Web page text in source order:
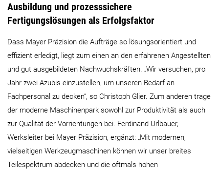
Ausbildung und prozesssichere
Fertigungslösungen als Erfolgsfaktor
Dass Mayer Präzision die Aufträge so lösungsorientiert und
effizient erledigt, liegt zum einen an den erfahrenen Angestellten
und gut ausgebildeten Nachwuchskräften. „Wir versuchen, pro
Jahr zwei Azubis einzustellen, um unseren Bedarf an
Fachpersonal zu decken“, so Christoph Glier. Zum anderen trage
der moderne Maschinenpark sowohl zur Produktivität als auch
zur Qualität der Vorrichtungen bei. Ferdinand Urlbauer,
Werksleiter bei Mayer Präzision, ergänzt: „Mit modernen,
vielseitigen Werkzeugmaschinen können wir unser breites
Teilespektrum abdecken und die oftmals hohen